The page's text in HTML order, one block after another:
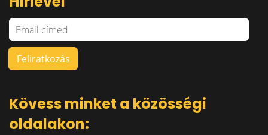
Kövess minket a közösségi
oldalakon: